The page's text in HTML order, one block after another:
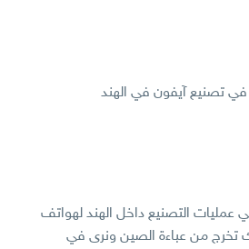
عمليات التصنيع داخل الهند لهواتف
تخرج من عباءة الصين ونرى في